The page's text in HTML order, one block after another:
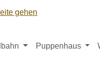
springen
Puppenhaus